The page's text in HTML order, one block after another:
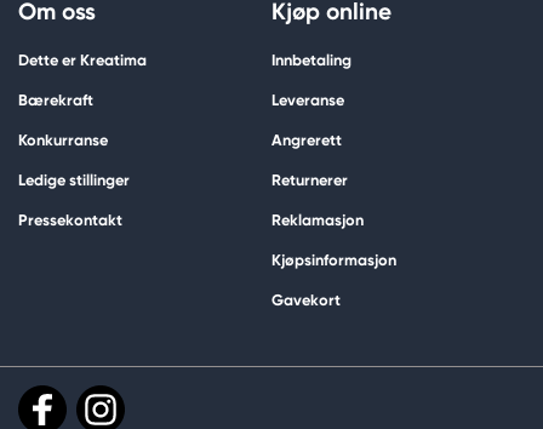
Om oss
Dette er Kreatima
Bærekraft
Konkurranse
Ledige stillinger
Pressekontakt
Kjøp online
Innbetaling
Leveranse
Angrerett
Returnerer
Reklamasjon
Kjøpsinformasjon
Gavekort